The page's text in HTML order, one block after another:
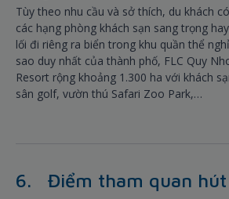
Tùy theo nhu cầu và sở thích, du khách
các hạng phòng khách sạn sang trọng
lối đi riêng ra biển trong khu quần thể
sao duy nhất của thành phố, FLC Quy
Resort rộng khoảng 1.300 ha với khách
sân golf, vườn thú Safari Zoo Park,…
6. Điểm tham quan hút